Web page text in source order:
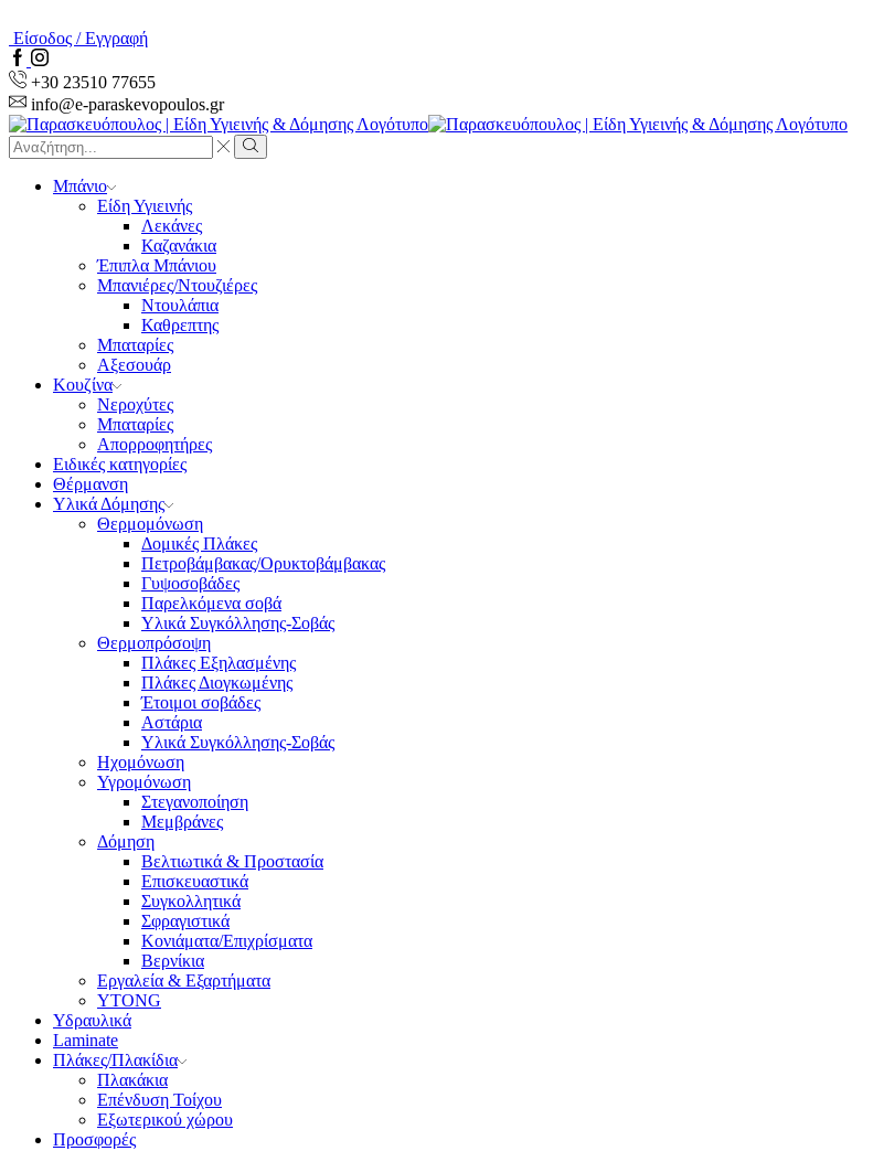
Είσοδος / Εγγραφή
Facebook
Instagram
+30 23510 77655
info@e-paraskevopoulos.gr
Search
input
Search
Μπάνιο
Είδη Υγιεινής
Λεκάνες
Καζανάκια
Έπιπλα Μπάνιου
Μπανιέρες/Ντουζιέρες
Ντουλάπια
Καθρεπτης
Μπαταρίες
Αξεσουάρ
Κουζίνα
Νεροχύτες
Μπαταρίες
Απορροφητήρες
Ειδικές κατηγορίες
Θέρμανση
Υλικά Δόμησης
Θερμομόνωση
Δομικές Πλάκες
Πετροβάμβακας/Ορυκτοβάμβακας
Γυψοσοβάδες
Παρελκόμενα σοβά
Υλικά Συγκόλλησης-Σοβάς
Θερμοπρόσοψη
Πλάκες Εξηλασμένης
Πλάκες Διογκωμένης
Έτοιμοι σοβάδες
Αστάρια
Υλικά Συγκόλλησης-Σοβάς
Ηχομόνωση
Υγρομόνωση
Στεγανοποίηση
Μεμβράνες
Δόμηση
Βελτιωτικά & Προστασία
Επισκευαστικά
Συγκολλητικά
Σφραγιστικά
Κονιάματα/Επιχρίσματα
Βερνίκια
Εργαλεία & Εξαρτήματα
YTONG
Υδραυλικά
Laminate
Πλάκες/Πλακίδια
Πλακάκια
Επένδυση Τοίχου
Εξωτερικού χώρου
Προσφορές